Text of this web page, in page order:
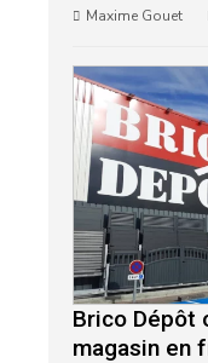
Maxime Gouet
Brico Dépôt
magasin en